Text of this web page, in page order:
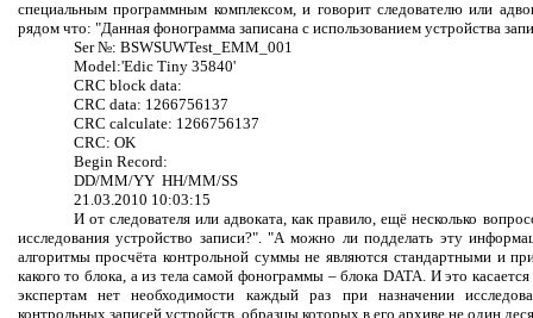
специальным программным комплексом, и говорит следователю или
рядом что: "Данная фонограмма записана с использованием устройства
Ser №: BSWSUWTest_EMM_001
Model:'Edic Tiny 35840'
CRC block data:
CRC data: 1266756137
CRC calculate: 1266756137
CRC: OK
Begin Record:
DD/MM/YY HH/MM/SS
21.03.2010 10:03:15
И от следователя или адвоката, как правило, ещё несколько
исследования устройство записи?". "А можно ли подделать эту
алгоритмы просчёта контрольной суммы не являются стандартными и
какого то блока, а из тела самой фонограммы – блока DATA. И это
экспертам нет необходимости каждый раз при назначении
контрольных записей устройств, образцы которых в его архиве не один